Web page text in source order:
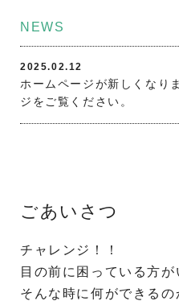
NEWS
2025.02.12
ホームページが新しくなり
ジをご覧ください。
ごあいさつ
チャレンジ！！
目の前に困っている方が
そんな時に何ができる